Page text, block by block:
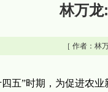
林万龙
［ 作者： 林
四五”时期，为促进农